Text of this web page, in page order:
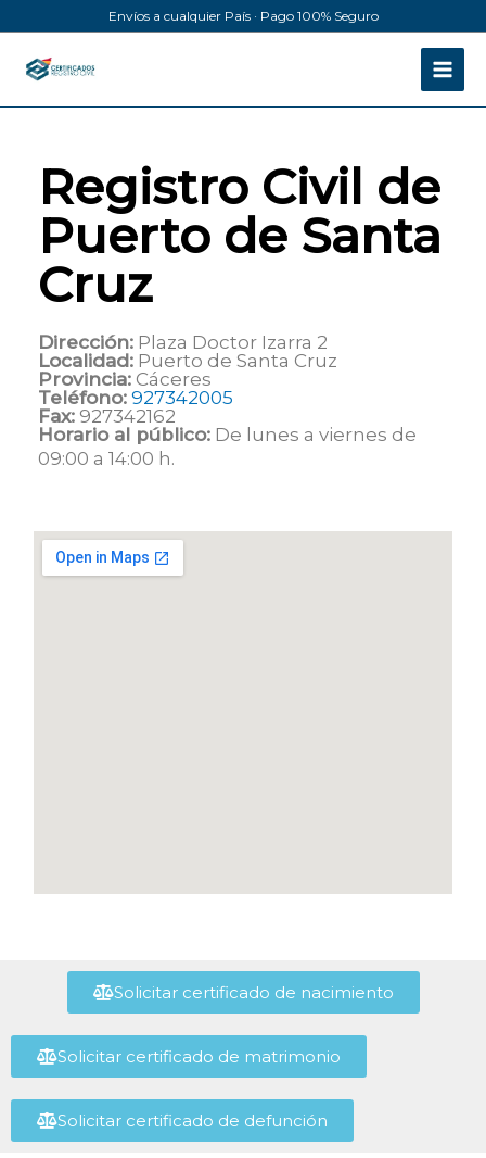
al
contenido
Envíos a cualquier País · Pago 100% Seguro
Registro Civil de
Puerto de Santa
Cruz
Dirección: Plaza Doctor Izarra 2
Localidad: Puerto de Santa Cruz
Provincia: Cáceres
Teléfono: 927342005
Fax: 927342162
Horario al público: De lunes a viernes de
09:00 a 14:00 h.
Solicitar certificado de nacimiento
Solicitar certificado de matrimonio
Solicitar certificado de defunción